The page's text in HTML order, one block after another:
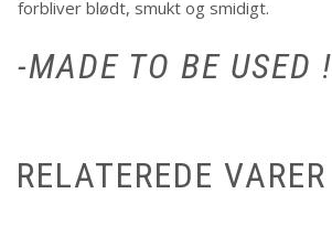
forbliver blødt, smukt og smidigt.
-MADE TO BE USED !
RELATEREDE VARER